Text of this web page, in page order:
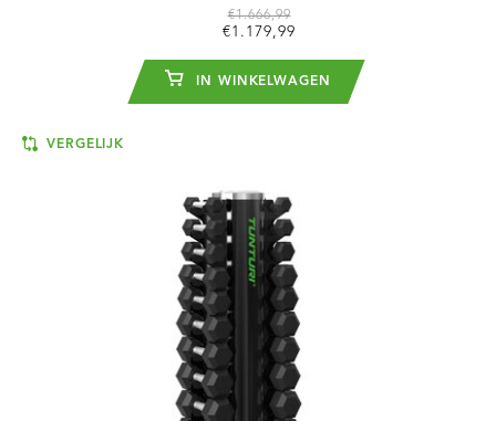
€1.666,99
€1.179,99
IN WINKELWAGEN
VERGELIJK